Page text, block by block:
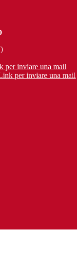
per inviare una mail
per inviare una mail